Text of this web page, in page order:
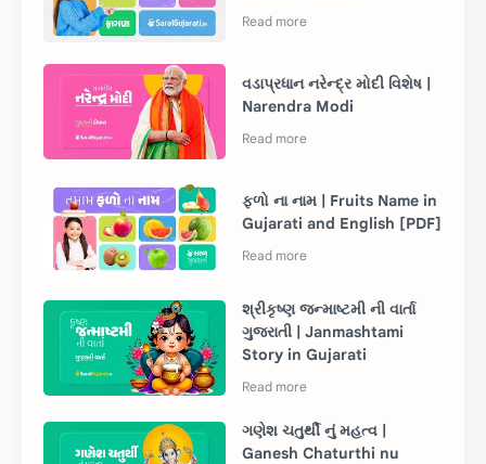
વડાપ્રધાન નરેન્દ્ર મોદી વિશેષ |
Narendra Modi
ફળો ના નામ | Fruits Name in
Gujarati and English [PDF]
શ્રીકૃષ્ણ જન્માષ્ટમી ની વાર્તા
ગુજરાતી | Janmashtami
Story in Gujarati
ગણેશ ચતુર્થી નું મહત્વ |
Ganesh Chaturthi nu